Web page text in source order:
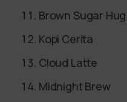
Brown Sugar Hug
Kopi Cerita
Cloud Latte
Midnight Brew